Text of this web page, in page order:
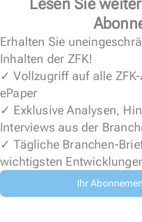
Lesen Sie
Erhalten Sie
Inhalten der ZFK!
✓ Vollzugriff auf alle
ePaper
✓ Exklusive Analysen,
Interviews aus der
✓ Tägliche Branchen-
wichtigsten
Ihr